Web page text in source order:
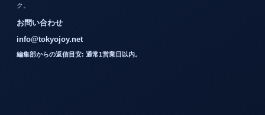
ク。
お問い合わせ
info@tokyojoy.net
編集部からの返信目安: 通常1営業日以内。